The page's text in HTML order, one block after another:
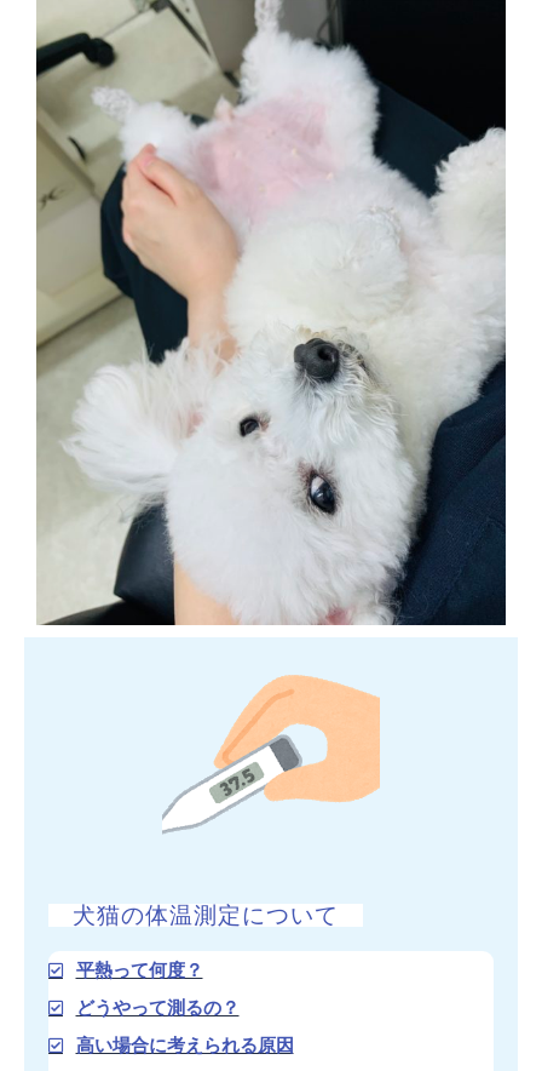
犬猫の体温測定について
平熱って何度？
どうやって測るの？
高い場合に考えられる原因